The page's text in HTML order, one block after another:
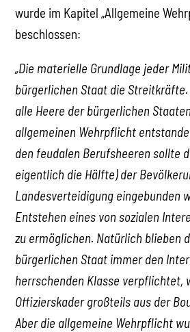
wurde im Kapitel „Allgemeine
beschlossen:
„Die materielle Grundlage jeder
bürgerlichen Staat die
alle Heere der bürgerlichen
allgemeinen Wehrpflicht
den feudalen Berufsheeren sollte
eigentlich die Hälfte) der
Landesverteidigung eingebunden
Entstehen eines von sozialen
zu ermöglichen. Natürlich blieben
bürgerlichen Staat immer den
herrschenden Klasse verpflichtet,
Offizierskader großteils aus der
Aber die allgemeine Wehrpflicht